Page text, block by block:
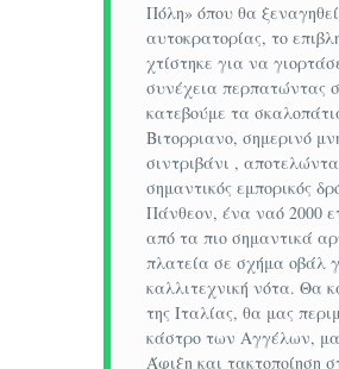
της πόλης της Ρώμης
του Μεσαίωνα.
διάρκεια του
κράτος, ως προς την
2009) αριθμεί 826
διοικητικό κέντρο
οι οποίοι είναι
Πάσχα σε Ρώμη –
ΦΛΩΡΕΝΤΙΑ
Φλωρεντία(ιταλικά:
Πόλη» όπου θα
αυτοκρατορίας, το
χτίστηκε για να
συνέχεια περπατώντας
κατεβούμε τα
Βιτορριανο, σημερινό
σιντριβάνι ,
σημαντικός εμπορικός
Πάνθεον, ένα ναό 2000
από τα πιο σημαντικά
πλατεία σε σχήμα οβάλ
καλλιτεχνική νότα. Θα
της Ιταλίας, θα μας
κάστρο των Αγγέλων,
Άφιξη και τακτοποίηση